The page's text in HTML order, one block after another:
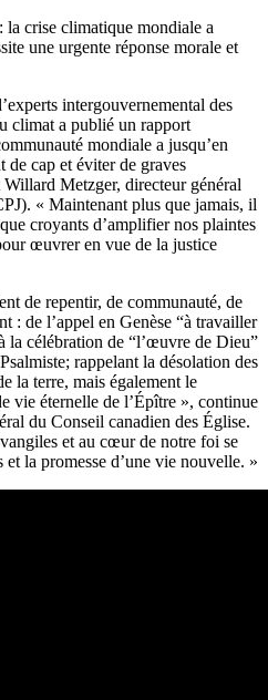
crise climatique mondiale a
une urgente réponse morale et
intergouvernemental des
climat a publié un rapport
mondiale a jusqu’en
de cap et éviter de graves
Metzger, directeur général
« Maintenant plus que jamais, il
croyants d’amplifier nos plaintes
œuvrer en vue de la justice
de repentir, de communauté, de
: de l’appel en Genèse “à travailler
la célébration de “l’œuvre de Dieu”
rappelant la désolation des
la terre, mais également le
vie éternelle de l’Épître », continue
du Conseil canadien des Église.
et au cœur de notre foi se
la promesse d’une vie nouvelle. »